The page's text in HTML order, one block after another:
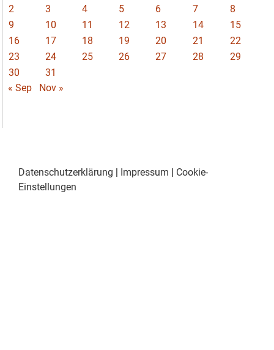
2
3 4 5 6 7
8
9
10 11 12 13 14
15
16
17 18 19 20 21
22
23
24 25 26 27 28
29
30
31
« Sep
Nov »
Datenschutzerklärung | Impressum | Cookie-
Einstellungen